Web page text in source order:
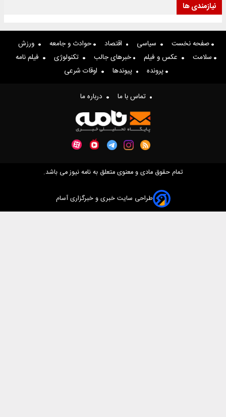
ها
نخست سیاسی اقتصاد حوادث و جامعه
ورزش
عکس و فیلم خبرهای جالب تکنولوژی
فیلم نامه
پیوندها اوقات شرعی
تماس با ما درباره ما
تمام حقوق مادی و معنوی متعلق به نامه نیوز می باشد.
طراحی سایت خبری و خبرگزاری آسام